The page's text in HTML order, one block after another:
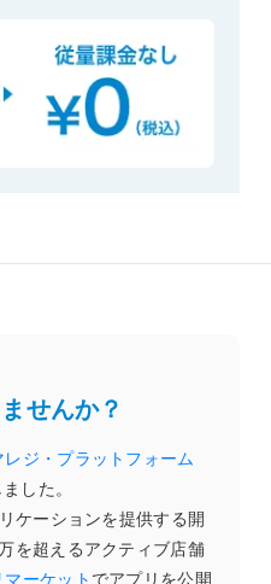
せんか？
レジ・プラットフォーム
した。
ケーションを提供する開
を超えるアクティブ店舗
ーケット でアプリを公開